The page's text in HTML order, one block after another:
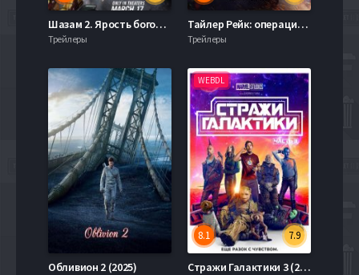
Шазам 2. Ярость богов (2023)
Трейлеры
Тайлер Рейк: операция по спасению 2 / Эвакуация 2 (2023)
Трейлеры
Обливион 2 (2025)
WEBDL
7.9
8.1
Стражи Галактики 3 (2023)